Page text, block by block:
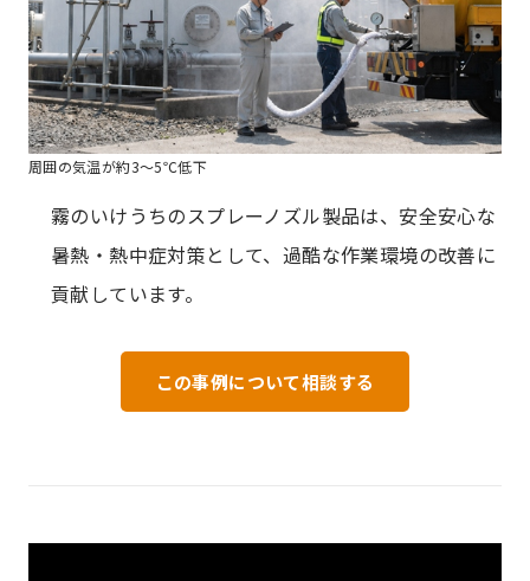
周囲の気温が約3～5℃低下
霧のいけうちのスプレーノズル製品は、安全安心な
暑熱・熱中症対策として、過酷な作業環境の改善に
貢献しています。
この事例について相談する